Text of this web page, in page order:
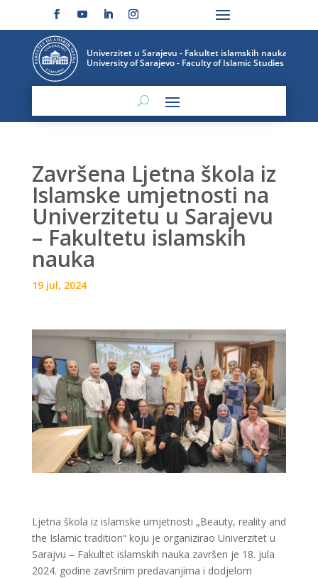
Završena Ljetna škola iz
Islamske umjetnosti na
Univerzitetu u Sarajevu
– Fakultetu islamskih
nauka
19 jul, 2024
Ljetna škola iz islamske umjetnosti „Beauty, reality and
the Islamic tradition“ koju je organizirao Univerzitet u
Sarajvu – Fakultet islamskih nauka završen je 18. jula
2024. godine završnim predavanjima i dodjelom